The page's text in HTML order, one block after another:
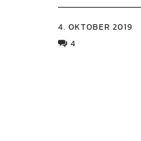
4. OKTOBER 2019
4